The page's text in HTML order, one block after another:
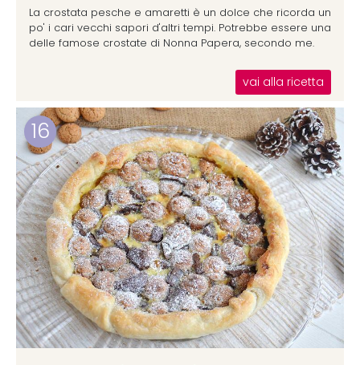
La crostata pesche e amaretti è un dolce che ricorda un
po' i cari vecchi sapori d'altri tempi. Potrebbe essere una
delle famose crostate di Nonna Papera, secondo me.
vai alla ricetta
16